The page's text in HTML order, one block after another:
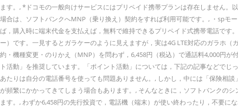
ます。, *ドコモの一般向けサービスにはプリペイド携帯プランは存在しません
場合は、ソフトバンクへMNP（乗り換え）契約をすれば利用可能です。, ・sp
ば，購入時に端末代金を支払えば，無料で維持できるプリペイド式携帯電話で
ー）です。一見するとガラケーのように見えますが，実は4G LTE対応のガラホ
約・機種変更・のりかえ（MNP）を問わず，6,458円（税込）で通話料4,000円
ト活動」を推奨しています。「ポイント活動」については，下記の記事などで
あたりは自分の電話番号を使っても問題ありません。, しかし，中には「保険相
が頻繁にかかってきてしまう場合もあります。, そんなときに，ソフトバンクの
ます。, わずか6,458円の先行投資で，電話機（端末）が使い終わったり，不要